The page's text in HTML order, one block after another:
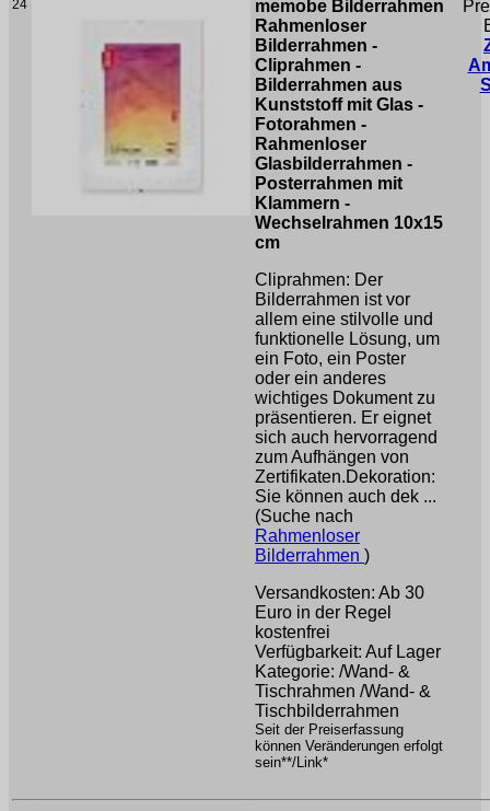
24
memobe Bilderrahmen
Rahmenloser
Bilderrahmen -
Cliprahmen -
Bilderrahmen aus
Kunststoff mit Glas -
Fotorahmen -
Rahmenloser
Glasbilderrahmen -
Posterrahmen mit
Klammern -
Wechselrahmen 10x15
cm
Cliprahmen: Der
Bilderrahmen ist vor
allem eine stilvolle und
funktionelle Lösung, um
ein Foto, ein Poster
oder ein anderes
wichtiges Dokument zu
präsentieren. Er eignet
sich auch hervorragend
zum Aufhängen von
Zertifikaten.Dekoration:
Sie können auch dek ...
(Suche nach
Rahmenloser
Bilderrahmen )
Versandkosten: Ab 30
Euro in der Regel
kostenfrei
Verfügbarkeit: Auf Lager
Kategorie: /Wand- &
Tischrahmen /Wand- &
Tischbilderrahmen
Seit der Preiserfassung
können Veränderungen erfolgt
sein**/Link*